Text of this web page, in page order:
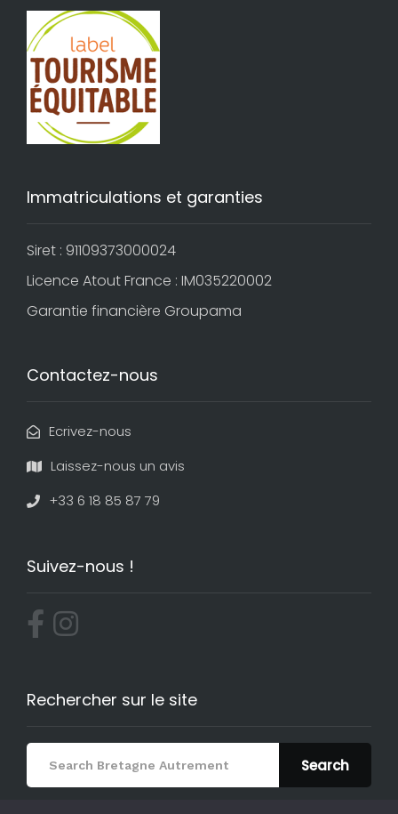
Immatriculations et garanties
Siret : 91109373000024
Licence Atout France : IM035220002
Garantie financière Groupama
Contactez-nous
Ecrivez-nous
Laissez-nous un avis
+33 6 18 85 87 79
Suivez-nous !
Rechercher sur le site
Search